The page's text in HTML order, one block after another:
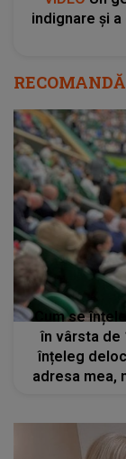
indignare și
Cum se
în vârsta de
înțeleg
adresa mea,